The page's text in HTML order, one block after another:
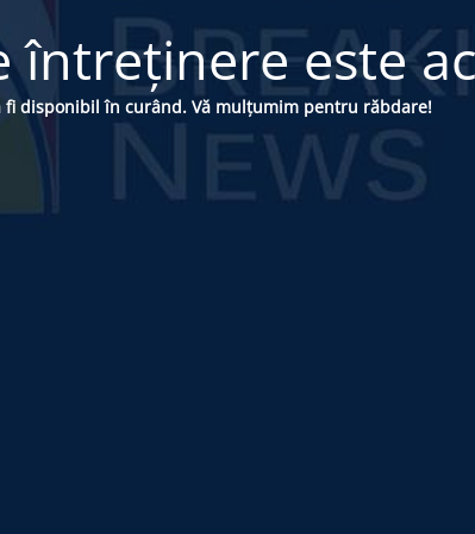
întreținere este
fi disponibil în curând. Vă mulțumim pentru răbdare!